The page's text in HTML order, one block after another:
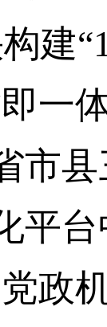
建
体
市
平
政